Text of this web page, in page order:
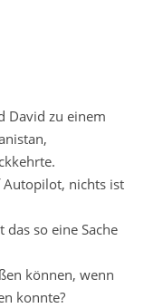
David zu einem
nichts ist
so eine Sache
können, wenn
konnte?